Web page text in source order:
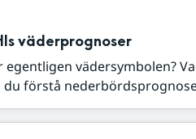
väderprognoser
egentligen vädersymbolen?
du förstå